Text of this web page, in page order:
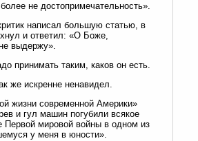
не достопримечательность».
написал большую статью, в
и ответил: «О Боже,
выдержу».
принимать таким, каков он есть.
же искренне ненавидел.
жизни современной Америки»
и гул машин погубили всякое
Первой мировой войны в одном из
у меня в юности».